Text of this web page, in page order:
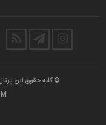
© کلیه حقوق این